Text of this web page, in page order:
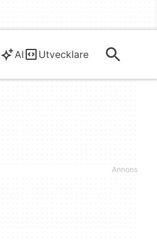
AI Utvecklare